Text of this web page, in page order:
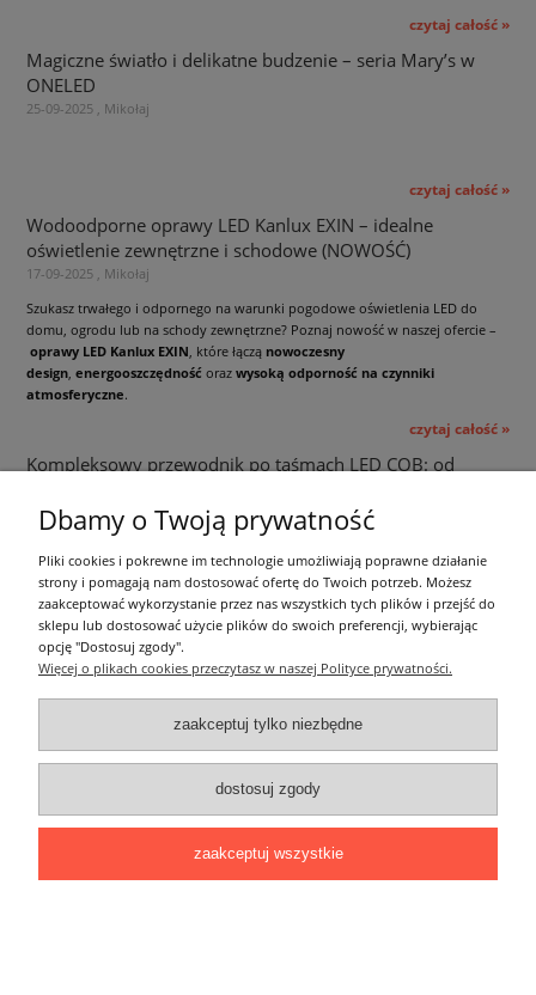
czytaj całość »
Magiczne światło i delikatne budzenie – seria Mary’s w
ONELED
25-09-2025 , Mikołaj
czytaj całość »
Wodoodporne oprawy LED Kanlux EXIN – idealne
oświetlenie zewnętrzne i schodowe (NOWOŚĆ)
17-09-2025 , Mikołaj
Szukasz trwałego i odpornego na warunki pogodowe oświetlenia LED do
domu, ogrodu lub na schody zewnętrzne? Poznaj nowość w naszej ofercie –
oprawy LED Kanlux EXIN, które łączą nowoczesny
design, energooszczędność oraz wysoką odporność na czynniki
atmosferyczne.
czytaj całość »
Kompleksowy przewodnik po taśmach LED COB: od
19-07-2024 , Mikołaj
jednym z najbardziej innowacyjnych rozwiązań w tej dziedzinie sątaśmy LED
COB. W tym artykule przyjrzymy się bliżej temu rodzajowi oświetlenia,
omówimy jego unikalne cechy, rodzaje dostępne na rynku, zastosowania oraz
porady dotyczące prawidłowej instalacji. Zapraszamy do lektury!
czytaj całość »
Zakupy
Moje konto
Dbamy o Twoją prywatność
Pliki cookies i pokrewne im technologie umożliwiają poprawne działanie
strony i pomagają nam dostosować ofertę do Twoich potrzeb. Możesz
zaakceptować wykorzystanie przez nas wszystkich tych plików i przejść do
sklepu lub dostosować użycie plików do swoich preferencji, wybierając
opcję "Dostosuj zgody".
Więcej o plikach cookies przeczytasz w naszej Polityce prywatności.
zaakceptuj tylko niezbędne
dostosuj zgody
zaakceptuj wszystkie